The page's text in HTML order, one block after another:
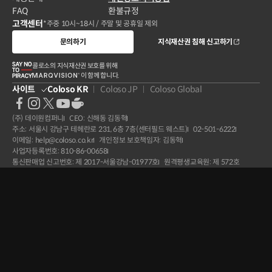
FAQ
환불규정
고객센터*주중 10시~18시 / 주말 및 공휴일 제외
문의하기
지식재산권 침해 신고하기
콜로소의 지식재산권 보호를 위해
이 함께 합니다.
사이트 Coloso KR Coloso JP Coloso Global
(주) 데이원컴퍼니
CEO: 신해동 김동혁
주소: 서울시 강남구 테헤란로 231, 6층 7층(센터필드 웨스트)
02-501-6222
이메일: help@coloso.co.kr
개인정보 보호책임자: 김동혁
사업자등록번호: 810-86-00658
통신판매업 신고번호: 제 2017-서울강남-01977호
원격평생교육원: 제 572호